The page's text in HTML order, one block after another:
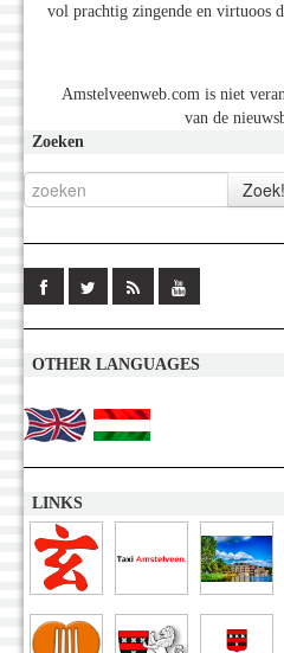
vol prachtig zingende en virtuoos
Amstelveenweb.com is niet
van de
Zoeken
OTHER LANGUAGES
LINKS